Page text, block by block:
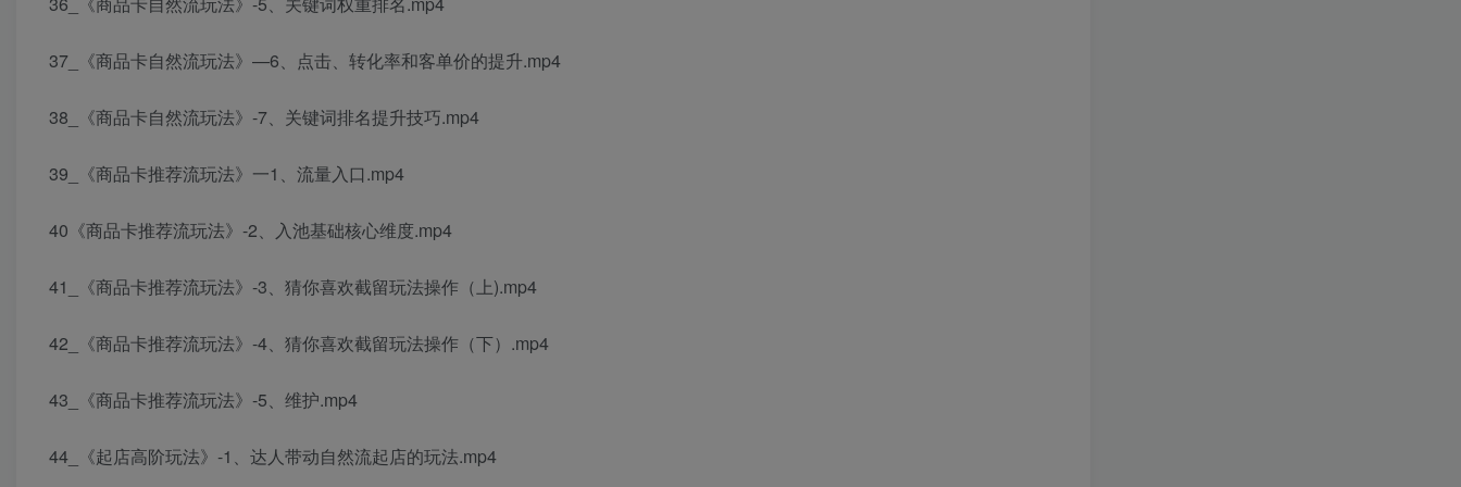
37_《商品卡自然流玩法》—6、点击、转化率和客单价的提升.mp4
38_《商品卡自然流玩法》-7、关键词排名提升技巧.mp4
39_《商品卡推荐流玩法》一1、流量入口.mp4
40《商品卡推荐流玩法》-2、入池基础核心维度.mp4
41_《商品卡推荐流玩法》-3、猜你喜欢截留玩法操作（上).mp4
42_《商品卡推荐流玩法》-4、猜你喜欢截留玩法操作（下）.mp4
43_《商品卡推荐流玩法》-5、维护.mp4
44_《起店高阶玩法》-1、达人带动自然流起店的玩法.mp4